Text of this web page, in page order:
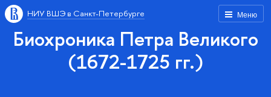
Меню
НИУ ВШЭ в Санкт-Петербурге
Биохроника Петра Великого
(1672-1725 гг.)